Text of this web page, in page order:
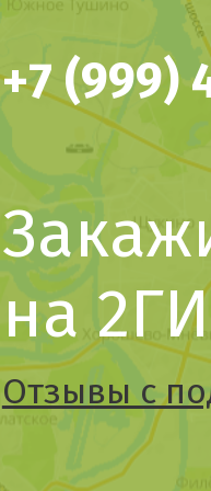
на
+7 (999)
Отзывы с